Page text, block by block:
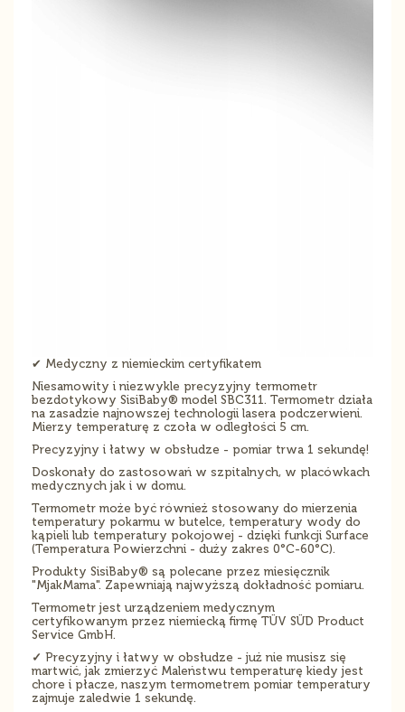
✔ Medyczny z niemieckim certyfikatem
Niesamowity i niezwykle precyzyjny termometr
bezdotykowy SisiBaby® model SBC311. Termometr działa
na zasadzie najnowszej technologii lasera podczerwieni.
Mierzy temperaturę z czoła w odległości 5 cm.
Precyzyjny i łatwy w obsłudze - pomiar trwa 1 sekundę!
Doskonały do zastosowań w szpitalnych, w placówkach
medycznych jak i w domu.
Termometr może być również stosowany do mierzenia
temperatury pokarmu w butelce, temperatury wody do
kąpieli lub temperatury pokojowej - dzięki funkcji Surface
(Temperatura Powierzchni - duży zakres 0°C-60°C).
Produkty SisiBaby® są polecane przez miesięcznik
"MjakMama". Zapewniają najwyższą dokładność pomiaru.
Termometr jest urządzeniem medycznym
certyfikowanym przez niemiecką firmę TÜV SÜD Product
Service GmbH.
✓ Precyzyjny i łatwy w obsłudze - już nie musisz się
martwić, jak zmierzyć Maleństwu temperaturę kiedy jest
chore i płacze, naszym termometrem pomiar temperatury
zajmuje zaledwie 1 sekundę.